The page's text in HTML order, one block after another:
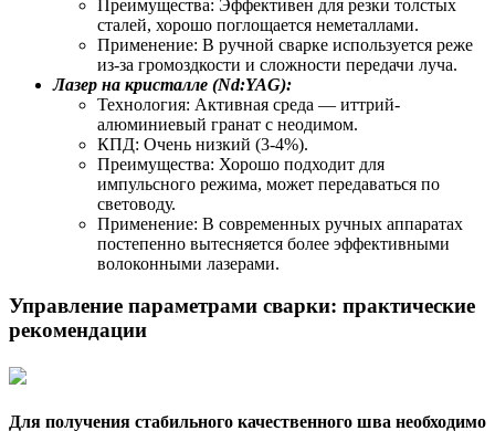
Преимущества: Эффективен для резки толстых
сталей, хорошо поглощается неметаллами.
Применение: В ручной сварке используется реже
из-за громоздкости и сложности передачи луча.
Лазер на кристалле (Nd:YAG):
Технология: Активная среда — иттрий-
алюминиевый гранат с неодимом.
КПД: Очень низкий (3-4%).
Преимущества: Хорошо подходит для
импульсного режима, может передаваться по
световоду.
Применение: В современных ручных аппаратах
постепенно вытесняется более эффективными
волоконными лазерами.
Управление параметрами сварки: практические
рекомендации
Для получения стабильного качественного шва необходимо